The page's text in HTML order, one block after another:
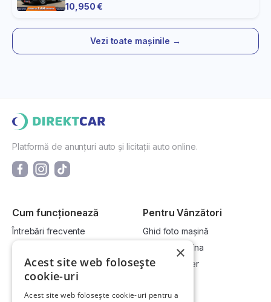
10,950 €
Vezi toate mașinile →
Platformă de anunțuri auto și licitații auto online.
Cum funcționează
Întrebări frecvente
Cum vând la licitație?
Pentru Vânzători
Ghid foto mașină
Vinde-ți mașina
Devino dealer
×
Acest site web folosește
cookie-uri
Acest site web folosește cookie-uri pentru a